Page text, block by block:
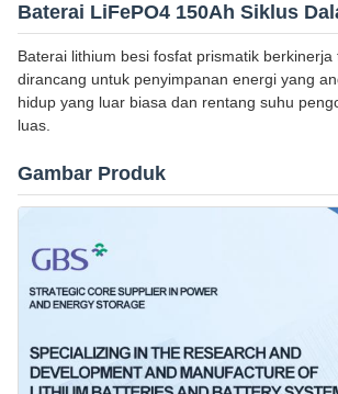
Baterai LiFePO4 150Ah Siklus
Baterai lithium besi fosfat prismatik berkinerja
dirancang untuk penyimpanan energi yang
hidup yang luar biasa dan rentang suhu
luas.
Gambar Produk